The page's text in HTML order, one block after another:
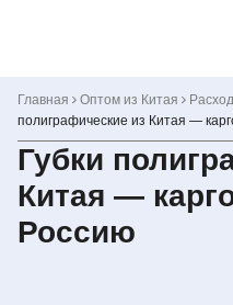
Главная Оптом из Китая
полиграфические из Китая —
Губки
Китая —
Россию